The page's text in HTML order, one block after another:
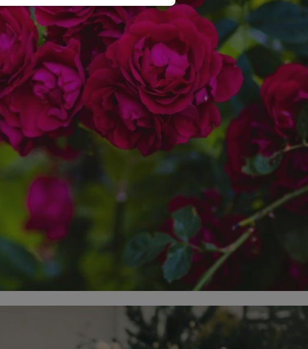
Funkcjonalność Niesklasyfikowane
Niesklasyfikowane
internetowej, takich jak logowanie użytkownika i
korzystać ze strony internetowej.
Opis
Ten plik cookie przechowuje identyfikator sesji.
Ten plik cookie przechowuje identyfikator sesji.
Ten plik cookie przechowuje identyfikator sesji.
Ten plik cookie służy do rozróżniania ludzi i botów. Jest
umożliwia tworzenie ważnych raportów na temat
z jej witryny internetowej.
Ten plik cookie jest używany przez usługę Cookie-
Script.com do zapamiętywania preferencji dotyczących
oraz jego preferencjach dotyczących
dotyczące polityki prywatności i ustawień
wizytach. Dzięki temu użytkownik nie musi ponownie
konfigurować swoich preferencji, co zwiększa wygodę i